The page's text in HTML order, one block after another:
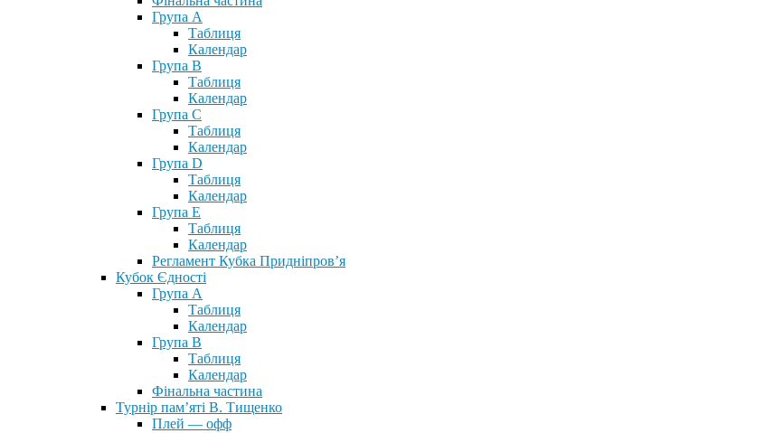
Група А
Таблиця
Календар
Група В
Таблиця
Календар
Група С
Таблиця
Календар
Група D
Таблиця
Календар
Група Е
Таблиця
Календар
Регламент Кубка Придніпров’я
Кубок Єдності
Група А
Таблиця
Календар
Група В
Таблиця
Календар
Фінальна частина
Турнір пам’яті В. Тищенко
Плей — офф